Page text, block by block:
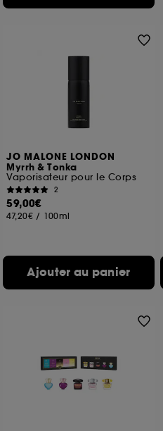
JO MALONE LONDON
Myrrh & Tonka
Vaporisateur pour le Corps
2
59,00€
47,20€ / 100ml
Ajouter au panier